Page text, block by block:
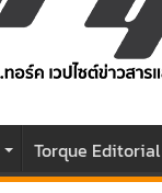
Torque Editorial